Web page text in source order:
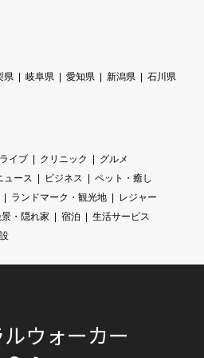
県 岐阜県 愛知県 新潟県
石川県
イブ クリニック
グルメ
ュース ビジネス
ペット・癒し
ランドマーク・観光地
レジャー
・隠れ家 宿泊
生活サービス
ウォーカー